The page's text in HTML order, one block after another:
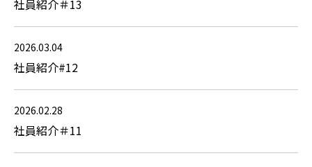
社員紹介＃13
2026.03.04
社員紹介#12
2026.02.28
社員紹介＃11